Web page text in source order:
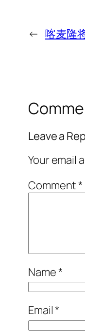
← 喀麦隆
Leave a
Your email
Comment*
Name*
Email*